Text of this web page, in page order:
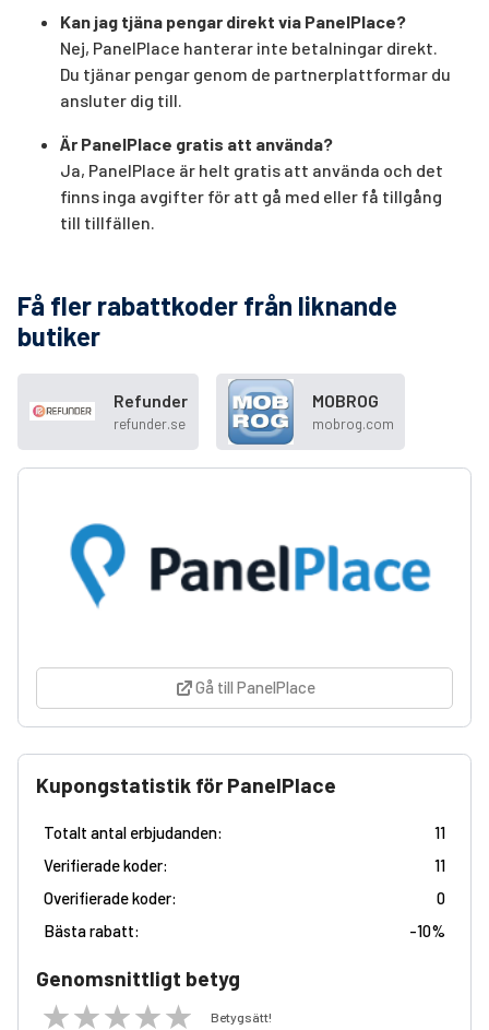
Kan jag tjäna pengar direkt via PanelPlace?
Nej, PanelPlace hanterar inte betalningar direkt.
Du tjänar pengar genom de partnerplattformar du
ansluter dig till.
Är PanelPlace gratis att använda?
Ja, PanelPlace är helt gratis att använda och det
finns inga avgifter för att gå med eller få tillgång
till tillfällen.
Få fler rabattkoder från liknande
butiker
Refunder
refunder.se
MOBROG
mobrog.com
Gå till PanelPlace
Kupongstatistik för PanelPlace
Totalt antal erbjudanden:
11
Verifierade koder:
11
Overifierade koder:
0
Bästa rabatt:
-10%
Genomsnittligt betyg
Betygsätt!